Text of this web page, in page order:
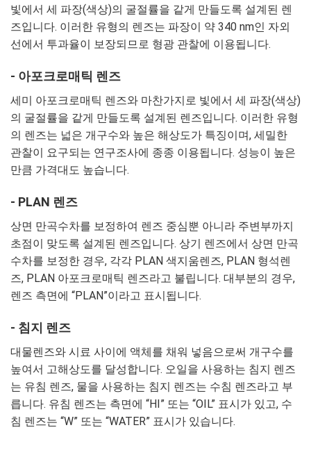
빛에서 세 파장(색상)의 굴절률을 같게 만들도록 설계된 렌
즈입니다. 이러한 유형의 렌즈는 파장이 약 340 nm인 자외
선에서 투과율이 보장되므로 형광 관찰에 이용됩니다.
- 아포크로매틱 렌즈
세미 아포크로매틱 렌즈와 마찬가지로 빛에서 세 파장(색상)
의 굴절률을 같게 만들도록 설계된 렌즈입니다. 이러한 유형
의 렌즈는 넓은 개구수와 높은 해상도가 특징이며, 세밀한
관찰이 요구되는 연구조사에 종종 이용됩니다. 성능이 높은
만큼 가격대도 높습니다.
- PLAN 렌즈
상면 만곡수차를 보정하여 렌즈 중심뿐 아니라 주변부까지
초점이 맞도록 설계된 렌즈입니다. 상기 렌즈에서 상면 만곡
수차를 보정한 경우, 각각 PLAN 색지움렌즈, PLAN 형석렌
즈, PLAN 아포크로매틱 렌즈라고 불립니다. 대부분의 경우,
렌즈 측면에 “PLAN”이라고 표시됩니다.
- 침지 렌즈
대물렌즈와 시료 사이에 액체를 채워 넣음으로써 개구수를
높여서 고해상도를 달성합니다. 오일을 사용하는 침지 렌즈
는 유침 렌즈, 물을 사용하는 침지 렌즈는 수침 렌즈라고 부
릅니다. 유침 렌즈는 측면에 “HI” 또는 “OIL” 표시가 있고, 수
침 렌즈는 “W” 또는 “WATER” 표시가 있습니다.